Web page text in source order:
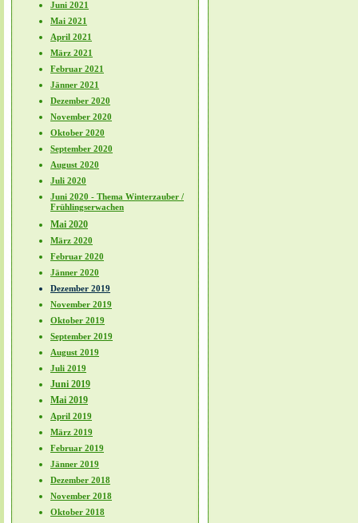
Juni 2021
Mai 2021
April 2021
März 2021
Februar 2021
Jänner 2021
Dezember 2020
November 2020
Oktober 2020
September 2020
August 2020
Juli 2020
Juni 2020 - Thema Winterzauber /
Frühlingserwachen
Mai 2020
März 2020
Februar 2020
Jänner 2020
Dezember 2019
November 2019
Oktober 2019
September 2019
August 2019
Juli 2019
Juni 2019
Mai 2019
April 2019
März 2019
Februar 2019
Jänner 2019
Dezember 2018
November 2018
Oktober 2018